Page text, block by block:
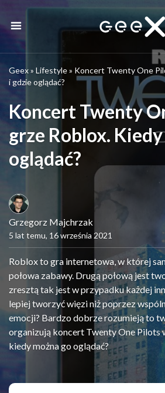
Geex» Lifestyle» Koncert Twenty One
i gdzie oglądać?
Koncert Twenty
grze Roblox.
oglądać?
Grzegorz Majchrzak
5 lat temu, 16 września 2021
Roblox to gra internetowa, w której
połowa zabawy. Drugą połową jest
zresztą tak jest w przypadku każdej
lepiej tworzyć więzi niż poprzez
emocji? Bardzo dobrze rozumieją to
organizują koncert Twenty One Pilots
kiedy można go oglądać?